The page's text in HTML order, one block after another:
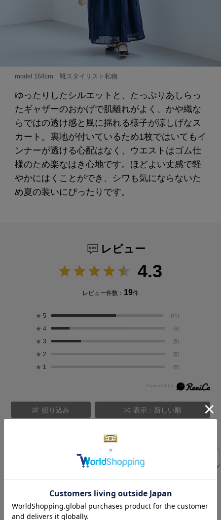
model 164cm 靴スタイリスト私物
ゆったりしたシルエットと、たっぷりあしらっ
たギャザーのおかげで肌離れがよく、かや織な
らではの透け感と風に揺れる様子が涼しげなス
カート。裏地が付いているため1枚ではいてもイ
ンナーが透ける心配はなく、ウエストはゴム仕
様のため楽なはき心地です。ほどよい丈感で軽
やかにはくことができ、シワも気にならないた
め夏の装いにぴったりです。
レビュー
4.3
レビュー件数： 19件
★ 5 (11)
★ 4 (3)
★ 3 (5)
★ 2 (0)
★ 1 (0)
絞り込み 表示：新しい順
スカート 色落ち